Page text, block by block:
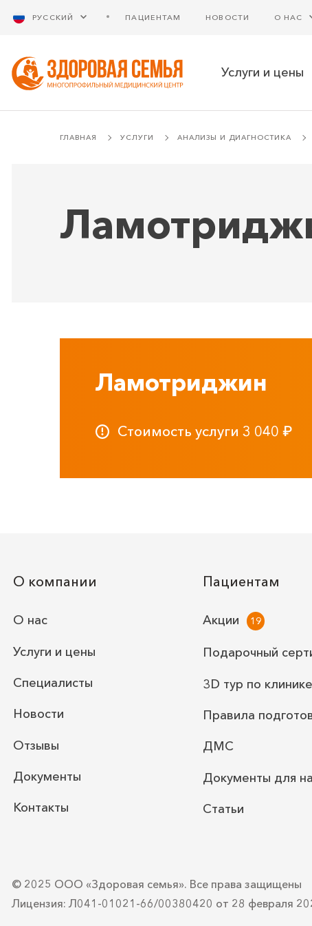
РУССКИЙ ПАЦИЕНТАМ НОВОСТИ О НАС
Услуги и цены
ГЛАВНАЯ УСЛУГИ АНАЛИЗЫ И ДИАГНОСТИКА
Ламотриджин
Стоимость услуги 3 040 ₽
О компании
О нас
Услуги и цены
Специалисты
Новости
Отзывы
Документы
Контакты
Пациентам
Акции
Подарочный
3D тур по клинике
Правила
ДМС
Документы для
Статьи
© 2025 ООО «Здоровая семья». Все права защищены
Лицензия: Л041-01021-66/00380420 от 28 февраля